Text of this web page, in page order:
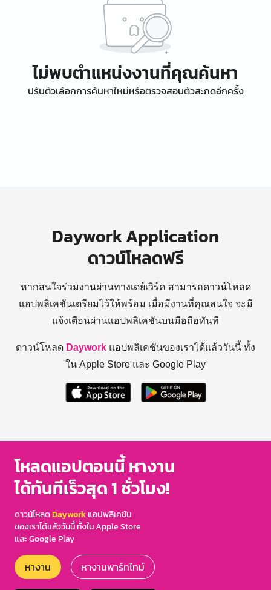
ไม่พบตำแหน่งงานที่คุณค้นหา
ปรับตัวเลือกการค้นหาใหม่หรือตรวจสอบตัวสะกดอีกครั้ง
Daywork Application
ดาวน์โหลดฟรี
หากสนใจร่วมงานผ่านทางเดย์เวิร์ค สามารถดาวน์โหลด
แอปพลิเคชันเตรียมไว้ให้พร้อม เมื่อมีงานที่คุณสนใจ จะมี
แจ้งเตือนผ่านแอปพลิเคชันบนมือถือทันที
ดาวน์โหลด Daywork แอปพลิเคชันของเราได้แล้ววันนี้ ทั้ง
ใน Apple Store และ Google Play
โหลดแอปตอนนี้ หางาน
ได้ทันทีเร็วสุด 1 ชั่วโมง!
ดาวน์โหลดDayworkแอปพลิเคชัน
ของเราได้แล้ววันนี้ ทั้งใน Apple Store
และ Google Play
หางาน หางานพาร์ทไทม์